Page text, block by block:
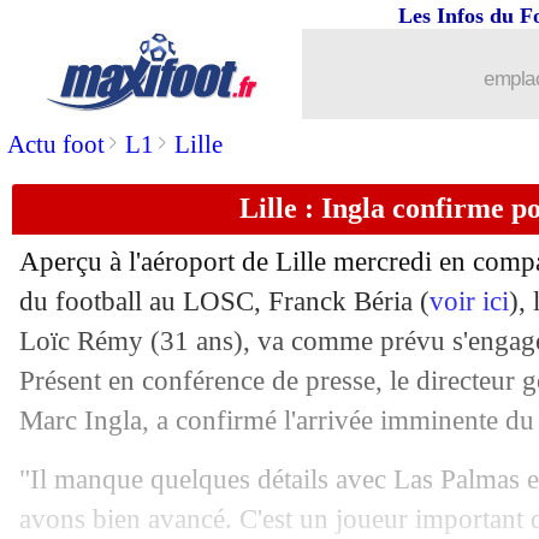
Actu foot> L1 > Lille
Les Infos du
Lille : Ingla confirme
Aperçu à l'aéroport de Lille mercredi en
du football au LOSC, Franck Béria (voir ici),
Loïc Rémy (31 ans), va comme prévu
Présent en conférence de presse, le directeur
Marc Ingla, a confirmé l'arrivée imminente
"Il manque quelques détails avec Las Palmas
avons bien avancé. C'est un joueur
EdF: la déclaration d'amour de
06/07 EdF
06/07 VIDEO: Stuttgart reprend le chant
06/07 TFC : le club dément pour Gourcuff
06/07 PSG : Buffon a passé sa visite
06/07 EdF: près de 33 ans sans but contre
06/07 OM : Payet proposé à West Ham ?